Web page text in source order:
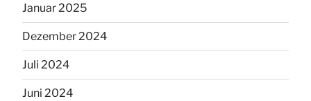
Januar 2025
Dezember 2024
Juli 2024
Juni 2024